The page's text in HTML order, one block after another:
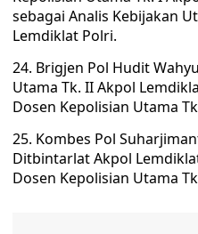
sebagai Analis Kebijakan
Lemdiklat Polri.
24. Brigjen Pol Hudit
Utama Tk. II Akpol
Dosen Kepolisian Utama
25. Kombes Pol
Ditbintarlat Akpol
Dosen Kepolisian Utama